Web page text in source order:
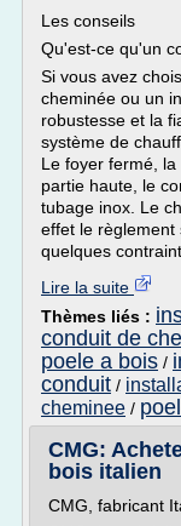
Les conseils
Qu'est-ce qu'un
Si vous avez
cheminée ou un
robustesse et la
système de
Le foyer fermé,
partie haute, le
tubage inox. Le
effet le règlement
quelques
Lire la suite
Thèmes liés :
conduit de
poele a bois /
conduit /
cheminee /
CMG:
bois italien
CMG, fabricant